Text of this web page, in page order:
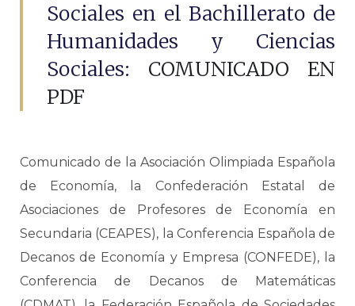
Sociales en el Bachillerato de
Humanidades y Ciencias
Sociales: COMUNICADO EN
PDF
Comunicado de la Asociación Olimpiada Española
de Economía, la Confederación Estatal de
Asociaciones de Profesores de Economía en
Secundaria (CEAPES), la Conferencia Española de
Decanos de Economía y Empresa (CONFEDE), la
Conferencia de Decanos de Matemáticas